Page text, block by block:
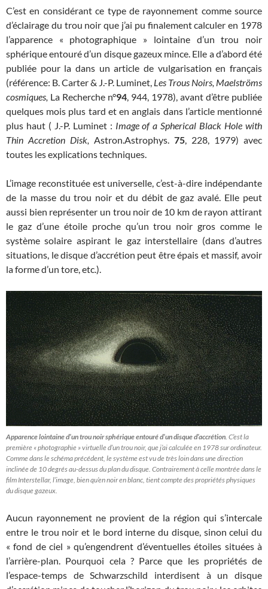
C’est en considérant ce type de rayonnement comme source
d’éclairage du trou noir que j’ai pu finalement calculer en 1978
l’apparence « photographique » lointaine d’un trou noir
sphérique entouré d’un disque gazeux mince. Elle a d’abord été
publiée pour la dans un article de vulgarisation en français
(référence: B. Carter & J.-P. Luminet, Les Trous Noirs, Maelströms
cosmiques, La Recherche n°94, 944, 1978), avant d’être publiée
quelques mois plus tard et en anglais dans l’article mentionné
plus haut ( J.-P. Luminet : Image of a Spherical Black Hole with
Thin Accretion Disk, Astron.Astrophys. 75, 228, 1979) avec
toutes les explications techniques.
L’image reconstituée est universelle, c’est-à-dire indépendante
de la masse du trou noir et du débit de gaz avalé. Elle peut
aussi bien représenter un trou noir de 10 km de rayon attirant
le gaz d’une étoile proche qu’un trou noir gros comme le
système solaire aspirant le gaz interstellaire (dans d’autres
situations, le disque d’accrétion peut être épais et massif, avoir
la forme d’un tore, etc.).
Apparence lointaine d’un trou noir sphérique entouré d’un disque d’accrétion. C’est la
première « photographie » virtuelle d’un trou noir, que j’ai calculée en 1978 sur ordinateur.
Comme dans le schéma précédent, le système est vu de très loin dans une direction
inclinée de 10 degrés au-dessus du plan du disque. Contrairement à celle montrée dans le
film Interstellar, l’image, bien qu’en noir en blanc, tient compte des propriétés physiques
du disque gazeux.
Aucun rayonnement ne provient de la région qui s’intercale
entre le trou noir et le bord interne du disque, sinon celui du
« fond de ciel » qu’engendrent d’éventuelles étoiles situées à
l’arrière-plan. Pourquoi cela ? Parce que les propriétés de
l’espace-temps de Schwarzschild interdisent à un disque